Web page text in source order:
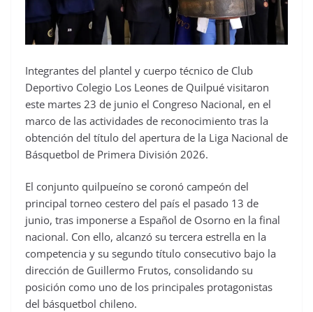
Integrantes del plantel y cuerpo técnico de Club
Deportivo Colegio Los Leones de Quilpué visitaron
este martes 23 de junio el Congreso Nacional, en el
marco de las actividades de reconocimiento tras la
obtención del título del apertura de la Liga Nacional de
Básquetbol de Primera División 2026.
El conjunto quilpueíno se coronó campeón del
principal torneo cestero del país el pasado 13 de
junio, tras imponerse a Español de Osorno en la final
nacional. Con ello, alcanzó su tercera estrella en la
competencia y su segundo título consecutivo bajo la
dirección de Guillermo Frutos, consolidando su
posición como uno de los principales protagonistas
del básquetbol chileno.